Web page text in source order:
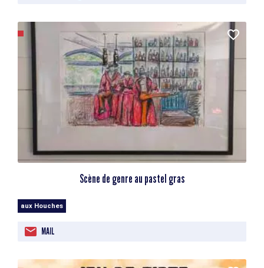
Scène de genre au pastel gras
aux Houches
MAIL